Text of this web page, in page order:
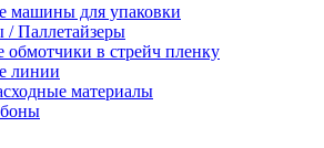
машины для упаковки
/ Паллетайзеры
обмотчики в стрейч пленку
линии
материалы